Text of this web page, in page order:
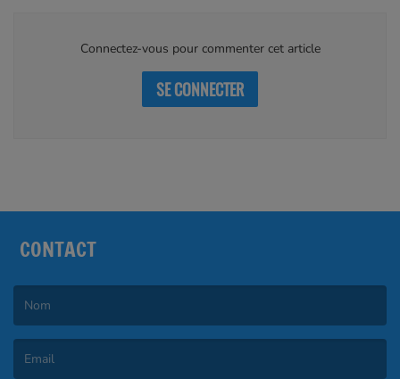
Connectez-vous pour commenter cet article
SE CONNECTER
CONTACT